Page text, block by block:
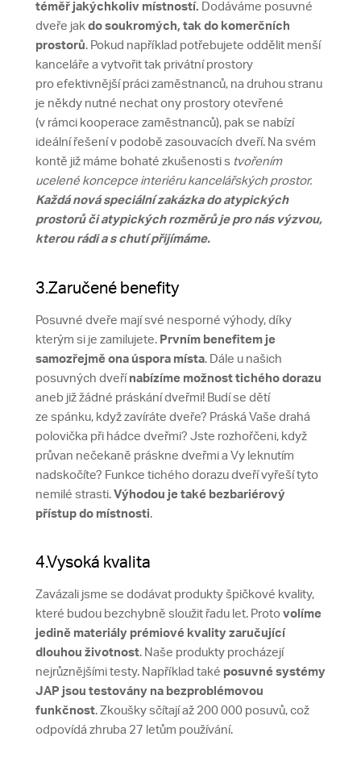
téměř jakýchkoliv místností. Dodáváme posuvné
dveře jak do soukromých, tak do komerčních
prostorů. Pokud například potřebujete oddělit menší
kanceláře a vytvořit tak privátní prostory
pro efektivnější práci zaměstnanců, na druhou stranu
je někdy nutné nechat ony prostory otevřené
(v rámci kooperace zaměstnanců), pak se nabízí
ideální řešení v podobě zasouvacích dveří. Na svém
kontě již máme bohaté zkušenosti s tvořením
ucelené koncepce interiéru kancelářských prostor.
Každá nová speciální zakázka do atypických
prostorů či atypických rozměrů je pro nás výzvou,
kterou rádi a s chutí přijímáme.
3.Zaručené benefity
Posuvné dveře mají své nesporné výhody, díky
kterým si je zamilujete. Prvním benefitem je
samozřejmě ona úspora místa. Dále u našich
posuvných dveří nabízíme možnost tichého dorazu
aneb již žádné práskání dveřmi! Budí se dětí
ze spánku, když zavíráte dveře? Práská Vaše drahá
polovička při hádce dveřmi? Jste rozhořčeni, když
průvan nečekaně práskne dveřmi a Vy leknutím
nadskočíte? Funkce tichého dorazu dveří vyřeší tyto
nemilé strasti. Výhodou je také bezbariérový
přístup do místnosti.
4.Vysoká kvalita
Zavázali jsme se dodávat produkty špičkové kvality,
které budou bezchybně sloužit řadu let. Proto volíme
jedině materiály prémiové kvality zaručující
dlouhou životnost. Naše produkty procházejí
nejrůznějšími testy. Například také posuvné systémy
JAP jsou testovány na bezproblémovou
funkčnost. Zkoušky sčítají až 200 000 posuvů, což
odpovídá zhruba 27 letům používání.